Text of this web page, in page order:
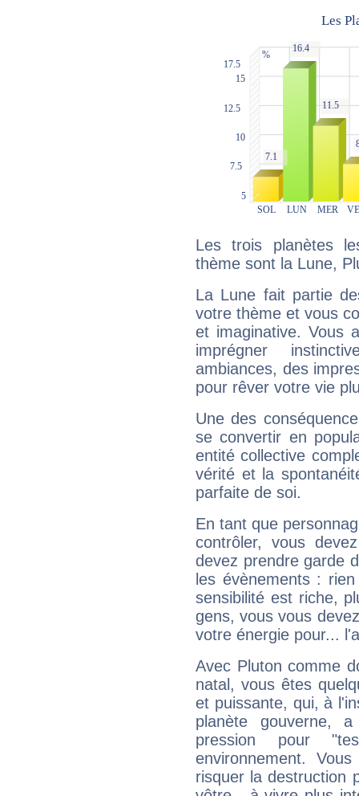
Les trois planètes
thème sont la Lune,
La Lune fait partie
votre thème et vous
et imaginative. Vous
imprégner
ambiances, des
pour rêver votre vie
Une des
se convertir en
entité collective
vérité et la
parfaite de soi.
En tant que
contrôler, vous
devez prendre garde
les évènements :
sensibilité est riche,
gens, vous vous
votre énergie pour...
Avec Pluton comme
natal, vous êtes
et puissante, qui, à
planète gouverne,
pression pour
environnement.
risquer la destruction